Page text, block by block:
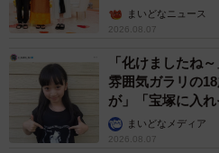
ん】まいどなニュース
2026.08.07
「化けましたね
雰囲気ガラリの
が」「宝塚に入れ
まいどなメディア
2026.08.07